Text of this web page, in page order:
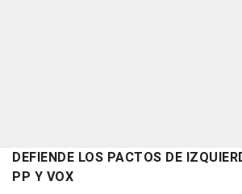
DEFIENDE LOS PACTOS DE
PP Y VOX